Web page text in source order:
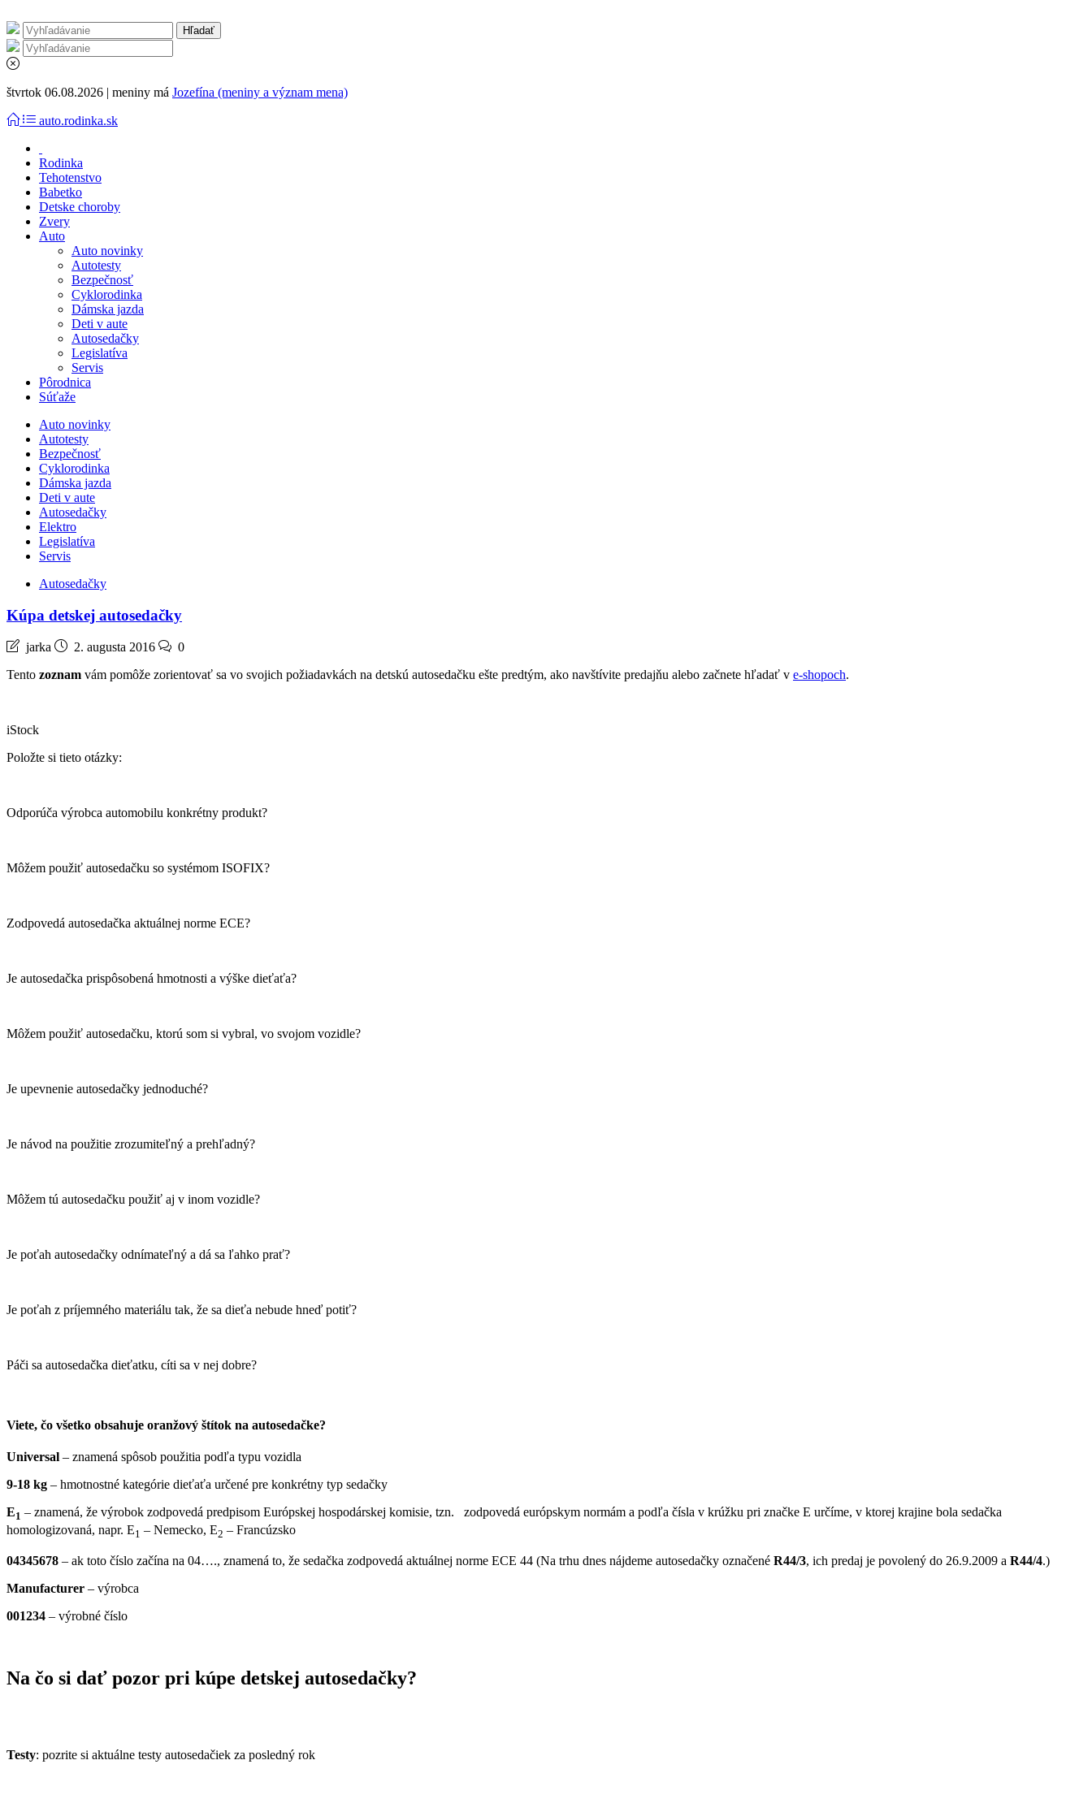
štvrtok 06.08.2026 | meniny má Jozefína (meniny a význam mena)
auto.rodinka.sk
Rodinka
Tehotenstvo
Babetko
Detske choroby
Zvery
Auto
Auto novinky
Autotesty
Bezpečnosť
Cyklorodinka
Dámska jazda
Deti v aute
Autosedačky
Legislatíva
Servis
Pôrodnica
Súťaže
Auto novinky
Autotesty
Bezpečnosť
Cyklorodinka
Dámska jazda
Deti v aute
Autosedačky
Elektro
Legislatíva
Servis
Autosedačky
Kúpa detskej autosedačky
jarka 2. augusta 2016
0
Tento zoznam vám pomôže zorientovať sa vo svojich požiadavkách na detskú autosedačku ešte predtým, ako navštívite predajňu alebo začnete hľadať v e-shopoch.
iStock
Položte si tieto otázky:
Odporúča výrobca automobilu konkrétny produkt?
Môžem použiť autosedačku so systémom ISOFIX?
Zodpovedá autosedačka aktuálnej norme ECE?
Je autosedačka prispôsobená hmotnosti a výške dieťaťa?
Môžem použiť autosedačku, ktorú som si vybral, vo svojom vozidle?
Je upevnenie autosedačky jednoduché?
Je návod na použitie zrozumiteľný a prehľadný?
Môžem tú autosedačku použiť aj v inom vozidle?
Je poťah autosedačky odnímateľný a dá sa ľahko prať?
Je poťah z príjemného materiálu tak, že sa dieťa nebude hneď potiť?
Páči sa autosedačka dieťatku, cíti sa v nej dobre?
Viete, čo všetko obsahuje oranžový štítok na autosedačke?
Universal – znamená spôsob použitia podľa typu vozidla
9-18 kg – hmotnostné kategórie dieťaťa určené pre konkrétny typ sedačky
E1 – znamená, že výrobok zodpovedá predpisom Európskej hospodárskej komisie, tzn. zodpovedá európskym normám a podľa čísla v krúžku pri značke E určíme, v ktorej krajine bola sedačka
homologizovaná, napr. E1 – Nemecko, E2 – Francúzsko
04345678 – ak toto číslo začína na 04…., znamená to, že sedačka zodpovedá aktuálnej norme ECE 44 (Na trhu dnes nájdeme autosedačky označené R44/3, ich predaj je povolený do 26.9.2009 a R44/4.)
Manufacturer – výrobca
001234 – výrobné číslo
Na čo si dať pozor pri kúpe detskej autosedačky?
Testy: pozrite si aktuálne testy autosedačiek za posledný rok